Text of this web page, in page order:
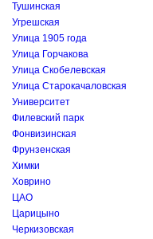
Тушинская
Угрешская
Улица 1905 года
Улица Горчакова
Улица Скобелевская
Улица Старокачаловская
Университет
Филевский парк
Фонвизинская
Фрунзенская
Химки
Ховрино
ЦАО
Царицыно
Черкизовская